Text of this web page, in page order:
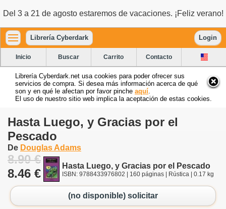
Del 3 a 21 de agosto estaremos de vacaciones. ¡Feliz verano!
Librería Cyberdark Login
Inicio Buscar Carrito Contacto
Librería Cyberdark.net usa cookies para poder ofrecer sus
servicios de compra. Si desea más información acerca de qué
son y en qué le afectan por favor pinche aquí
El uso de nuestro sitio web implica la aceptación de estas cookies.
Hasta Luego, y Gracias por el
Pescado
De Douglas Adams
8.90 €
8.46 €
Hasta Luego, y Gracias por el Pescado
ISBN: 9788433976802 | 160 páginas | Rústica | 0.17 kg
(no disponible) solicitar